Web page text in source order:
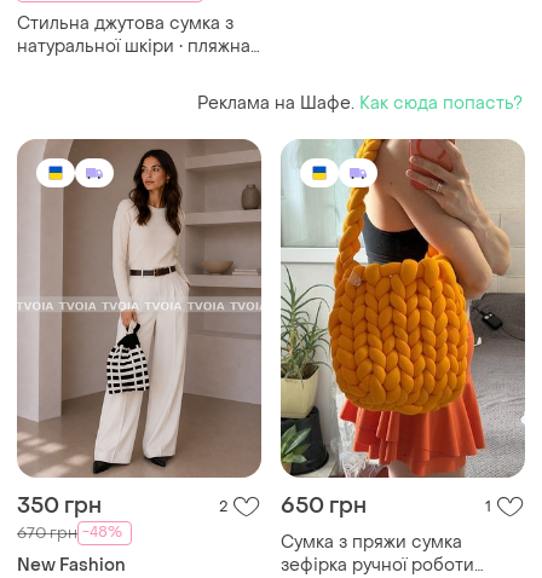
Стильна джутова сумка з
натуральної шкіри • пляжна
Реклама на Шафе. Как сюда попасть?
350 грн 2
670 грн -48%
New Fashion
650 грн 1
Сумка з пряжи сумка
зефірка ручної роботи